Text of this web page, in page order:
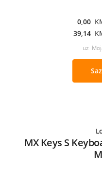
0,00
39,14
uz
MX Keys S